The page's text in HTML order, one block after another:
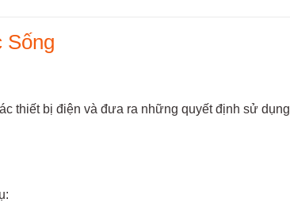
Sống
thiết bị điện và đưa ra những quyết định sử dụng